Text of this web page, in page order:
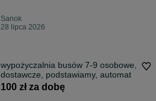
Sanok
28 lipca 2026
wypożyczalnia busów 7-9 osobowe,
dostawcze, podstawiamy, automat
100 zł za dobę